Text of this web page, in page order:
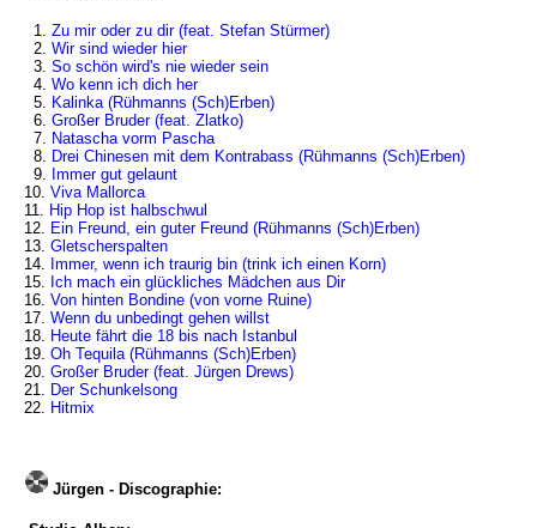
1. Zu mir oder zu dir (feat. Stefan Stürmer)
2. Wir sind wieder hier
3. So schön wird's nie wieder sein
4. Wo kenn ich dich her
5. Kalinka (Rühmanns (Sch)Erben)
6. Großer Bruder (feat. Zlatko)
7. Natascha vorm Pascha
8. Drei Chinesen mit dem Kontrabass (Rühmanns (Sch)Erben)
9. Immer gut gelaunt
10. Viva Mallorca
11. Hip Hop ist halbschwul
12. Ein Freund, ein guter Freund (Rühmanns (Sch)Erben)
13. Gletscherspalten
14. Immer, wenn ich traurig bin (trink ich einen Korn)
15. Ich mach ein glückliches Mädchen aus Dir
16. Von hinten Bondine (von vorne Ruine)
17. Wenn du unbedingt gehen willst
18. Heute fährt die 18 bis nach Istanbul
19. Oh Tequila (Rühmanns (Sch)Erben)
20. Großer Bruder (feat. Jürgen Drews)
21. Der Schunkelsong
22. Hitmix
Jürgen - Discographie: